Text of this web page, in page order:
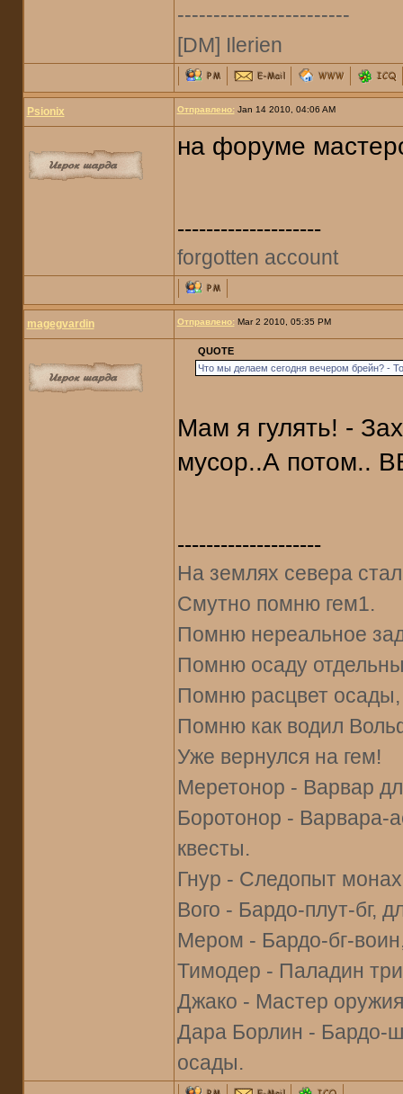
------------------------
[DM] Ilerien
Psionix Отправлено:Jan 14 2010, 04:06 AM
на форуме
--------------------
forgotten account
magegvardin Отправлено:Mar 2 2010, 05:35 PM
QUOTE
Что мы делаем сегодня вечером брейн? -
Мам я гулять! -
мусор..А потом..
--------------------
На землях севера
Смутно помню гем1.
Помню нереальное
Помню осаду
Помню расцвет
Помню как водил
Уже вернулся на гем!
Меретонор - Варвар
Боротонор - Варвара-
квесты.
Гнур - Следопыт
Вого - Бардо-плут-бг,
Мером - Бардо-бг-
Тимодер - Паладин
Джако - Мастер
Дара Борлин - Бардо-
осады.